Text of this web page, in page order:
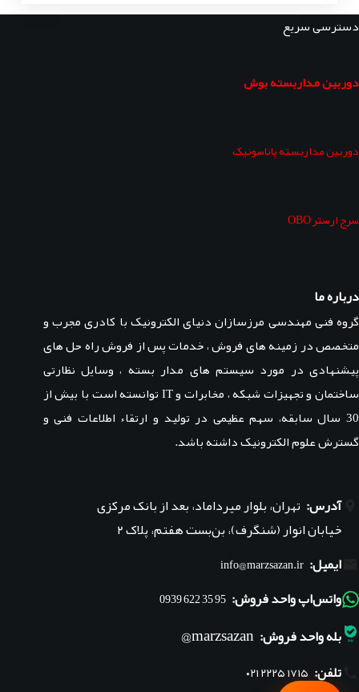
دسترسی سریع
دوربین مداربسته بوش
دوربین مداربسته پاناسونیک
سرج ارستر OBO
درباره ما
گروه فنی مهندسی مرزسازان دنیای الکترونیک با کادری مجرب و
متخصص در زمینه های فروش ، خدمات پس از فروش راه حل های
پیشنهادی در مورد سیستم های مدار بسته ، وسایل نظارتی
ساختمان و تجهیزات شبکه ، مخابرات و IT توانسته است با بیش از
30 سال سابقه، سهم عظیمی در تولید و ارتقاء اطلاعات فنی و
گسترش علوم الکترونیک داشته باشد.
آدرس: تهران، بلوار میرداماد، بعد از بانک مرکزی
خیابان انوار (شنگرف)، بن‌بست هفتم، پلاک ۲
ایمیل: info@marzsazan.ir
واتس‌اپ واحد فروش: 95 35 622 0939
بله واحد فروش: marzsazan@
تلفن: ۰۲۱ ۲۲۲۵ ۱۷۱۵